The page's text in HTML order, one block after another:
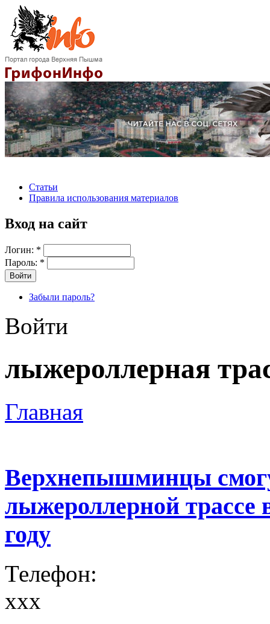
Статьи
Правила использования материалов
Вход на сайт
Логин: *
Пароль: *
Забыли пароль?
Войти
лыжероллерная
Главная
Верхнепышминцы
лыжероллерной трассе
году
Телефон:
xxx